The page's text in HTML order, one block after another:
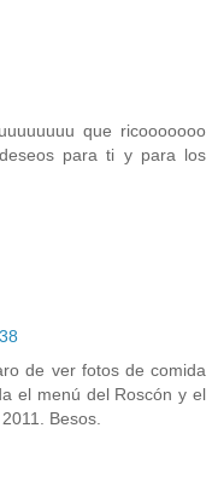
que ricooooooo
para ti y para los
de ver fotos de comida
el menú del Roscón y el
Besos.